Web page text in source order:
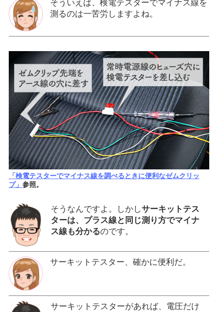
そういえば、検電テスターでマイナス線を
測るのは一苦労しますよね。
「検電テスターでマイナス線を調べるときに便利なゼムクリッ
プ」 参照。
そうなんですよ。しかしサーキットテス
ターは、プラス線と同じ測り方でマイナ
ス線も分かるのです。
サーキットテスター、確かに便利だ。
サーキットテスターがあれば、電圧だけ